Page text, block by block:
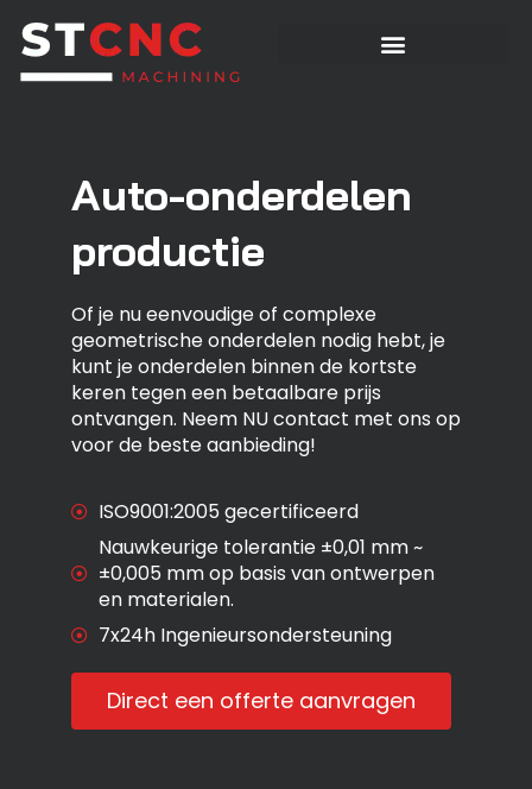
Auto-onderdelen
productie
Of je nu eenvoudige of complexe
geometrische onderdelen nodig hebt, je
kunt je onderdelen binnen de kortste
keren tegen een betaalbare prijs
ontvangen. Neem NU contact met ons op
voor de beste aanbieding!
ISO9001:2005 gecertificeerd
Nauwkeurige tolerantie ±0,01 mm ~
±0,005 mm op basis van ontwerpen
en materialen.
7x24h Ingenieursondersteuning
Direct een offerte aanvragen